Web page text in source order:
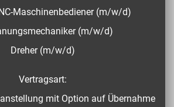
Maschinenbediener (m/w/d)
(m/w/d)
Dreher (m/w/d)
Vertragsart:
mit Option auf Übernahme